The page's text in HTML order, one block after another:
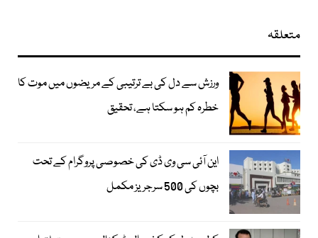
متعلقہ
ورزش سے دل کی بے ترتیبی کے مریضوں میں موت کا
خطرہ کم ہو سکتا ہے، تحقیق
این آئی سی وی ڈی کی خصوصی پروگرام کے تحت
بچوں کی 500 سرجریز مکمل